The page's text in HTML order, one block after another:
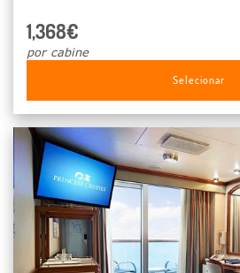
1,368€
por cabine
Selecionar